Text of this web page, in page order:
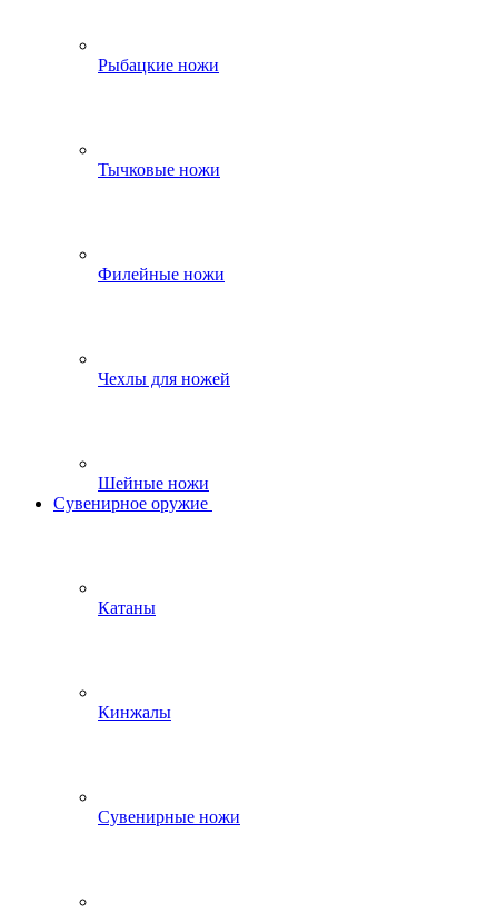
Рыбацкие ножи
Тычковые ножи
Филейные ножи
Чехлы для ножей
Шейные ножи
Сувенирное оружие
Катаны
Кинжалы
Сувенирные ножи